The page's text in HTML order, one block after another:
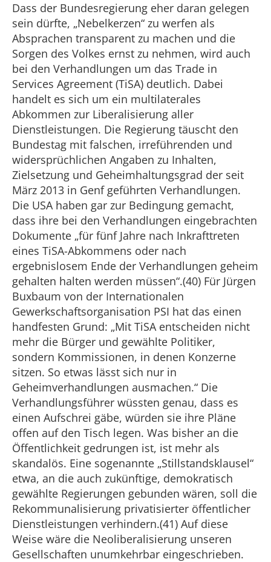
Dass der Bundesregierung eher daran gelegen
sein dürfte, „Nebelkerzen“ zu werfen als
Absprachen transparent zu machen und die
Sorgen des Volkes ernst zu nehmen, wird auch
bei den Verhandlungen um das Trade in
Services Agreement (TiSA) deutlich. Dabei
handelt es sich um ein multilaterales
Abkommen zur Liberalisierung aller
Dienstleistungen. Die Regierung täuscht den
Bundestag mit falschen, irreführenden und
widersprüchlichen Angaben zu Inhalten,
Zielsetzung und Geheimhaltungsgrad der seit
März 2013 in Genf geführten Verhandlungen.
Die USA haben gar zur Bedingung gemacht,
dass ihre bei den Verhandlungen eingebrachten
Dokumente „für fünf Jahre nach Inkrafttreten
eines TiSA-Abkommens oder nach
ergebnislosem Ende der Verhandlungen geheim
gehalten halten werden müssen“.(40) Für Jürgen
Buxbaum von der Internationalen
Gewerkschaftsorganisation PSI hat das einen
handfesten Grund: „Mit TiSA entscheiden nicht
mehr die Bürger und gewählte Politiker,
sondern Kommissionen, in denen Konzerne
sitzen. So etwas lässt sich nur in
Geheimverhandlungen ausmachen.“ Die
Verhandlungsführer wüssten genau, dass es
einen Aufschrei gäbe, würden sie ihre Pläne
offen auf den Tisch legen. Was bisher an die
Öffentlichkeit gedrungen ist, ist mehr als
skandalös. Eine sogenannte „Stillstandsklausel“
etwa, an die auch zukünftige, demokratisch
gewählte Regierungen gebunden wären, soll die
Rekommunalisierung privatisierter öffentlicher
Dienstleistungen verhindern.(41) Auf diese
Weise wäre die Neoliberalisierung unseren
Gesellschaften unumkehrbar eingeschrieben.